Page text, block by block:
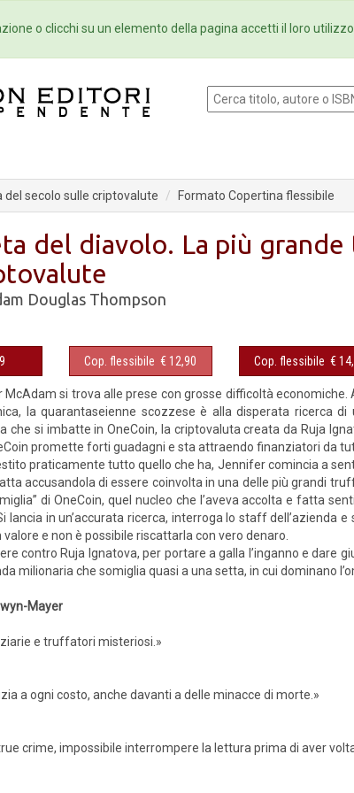
Collane Newsletter Ebookstore
del secolo sulle criptovalute Formato Copertina flessibile
del diavolo. La più
Douglas Thompson
Cop. flessibile € 12,90 Cop. flessibile €
McAdam si trova alle prese con grosse difficoltà economiche.
la quarantaseienne scozzese è alla disperata ricerca
che si imbatte in OneCoin, la criptovaluta creata da Ruja
promette forti guadagni e sta attraendo finanziatori da
praticamente tutto quello che ha, Jennifer comincia a
accusandola di essere coinvolta in una delle più grandi
di OneCoin, quel nucleo che l’aveva accolta e fatta
in un’accurata ricerca, interroga lo staff dell’azienda e
e non è possibile riscattarla con vero denaro.
contro Ruja Ignatova, per portare a galla l’inganno e dare
milionaria che somiglia quasi a una setta, in cui dominano
Mayer
e truffatori misteriosi.»
a ogni costo, anche davanti a delle minacce di morte.»
crime, impossibile interrompere la lettura prima di aver
o clicchi su un elemento della pagina accetti il loro utilizzo.